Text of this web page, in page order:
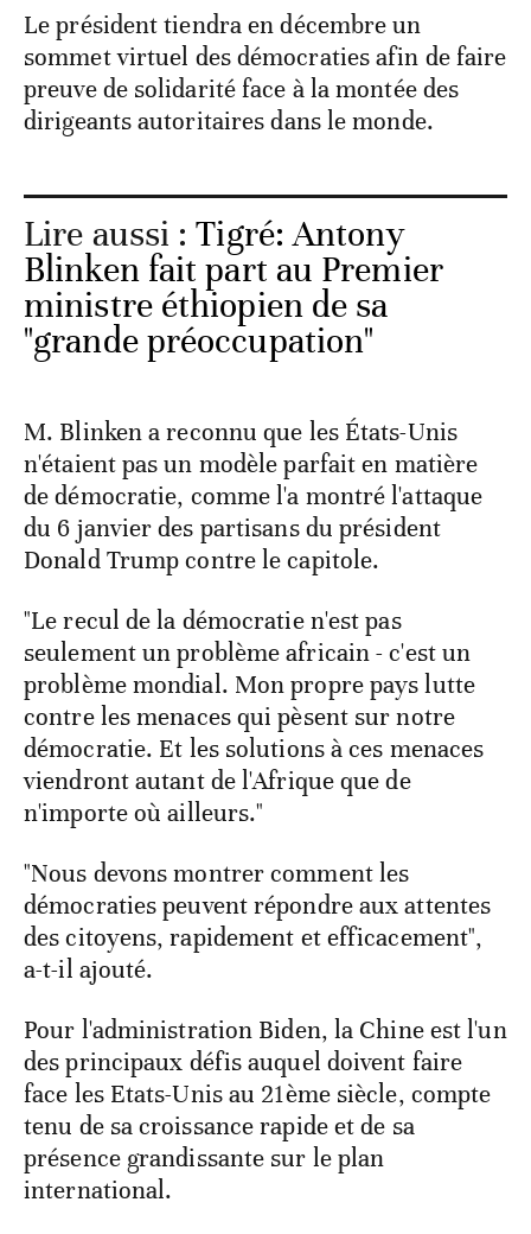
Le président tiendra en décembre un
sommet virtuel des démocraties afin de faire
preuve de solidarité face à la montée des
dirigeants autoritaires dans le monde.
Lire aussi :Tigré: Antony
Blinken fait part au Premier
ministre éthiopien de sa
"grande préoccupation"
M. Blinken a reconnu que les États-Unis
n'étaient pas un modèle parfait en matière
de démocratie, comme l'a montré l'attaque
du 6 janvier des partisans du président
Donald Trump contre le capitole.
"Le recul de la démocratie n'est pas
seulement un problème africain - c'est un
problème mondial. Mon propre pays lutte
contre les menaces qui pèsent sur notre
démocratie. Et les solutions à ces menaces
viendront autant de l'Afrique que de
n'importe où ailleurs."
"Nous devons montrer comment les
démocraties peuvent répondre aux attentes
des citoyens, rapidement et efficacement",
a-t-il ajouté.
Pour l'administration Biden, la Chine est l'un
des principaux défis auquel doivent faire
face les Etats-Unis au 21ème siècle, compte
tenu de sa croissance rapide et de sa
présence grandissante sur le plan
international.